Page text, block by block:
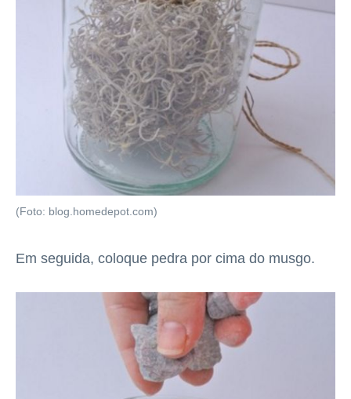
(Foto: blog.homedepot.com)
Em seguida, coloque pedra por cima do musgo.